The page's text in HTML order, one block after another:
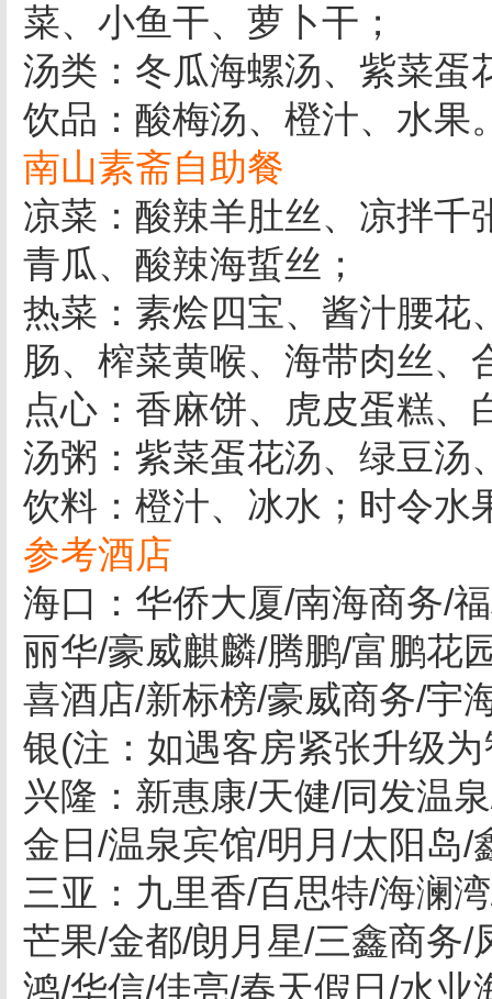
菜、小鱼干、萝卜干；
汤类：冬瓜海螺汤、紫菜蛋
饮品：酸梅汤、橙汁、水果
南山素斋自助餐
凉菜：酸辣羊肚丝、凉拌千
青瓜、酸辣海蜇丝；
热菜：素烩四宝、酱汁腰花
肠、榨菜黄喉、海带肉丝、
点心：香麻饼、虎皮蛋糕、
汤粥：紫菜蛋花汤、绿豆汤
饮料：橙汁、冰水；时令水
参考酒店
海口：华侨大厦/南海商务/
丽华/豪威麒麟/腾鹏/富鹏花
喜酒店/新标榜/豪威商务/宇
银(注：如遇客房紧张升级
兴隆：新惠康/天健/同发温
金日/温泉宾馆/明月/太阳岛/
三亚：九里香/百思特/海澜
芒果/金都/朗月星/三鑫商务
鸿/华信/佳亮/春天假日/水业